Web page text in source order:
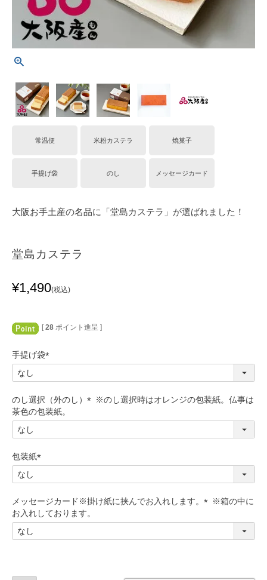
常温便 米粉カステラ 焼菓子
手提げ袋 のし メッセージカード
大阪お手土産の名品に「堂島カステラ」が選ばれました！
堂島カステラ
¥1,490 税込
[ 28 ポイント進呈 ]
手提げ袋
必
のし選択（外のし）
須
包装紙
必
メッセージカード※掛け紙に挟んでお入れします。
須